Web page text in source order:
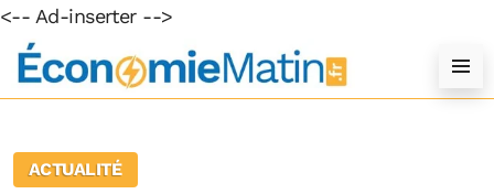
<-- Ad-inserter -->
ACTUALITÉ